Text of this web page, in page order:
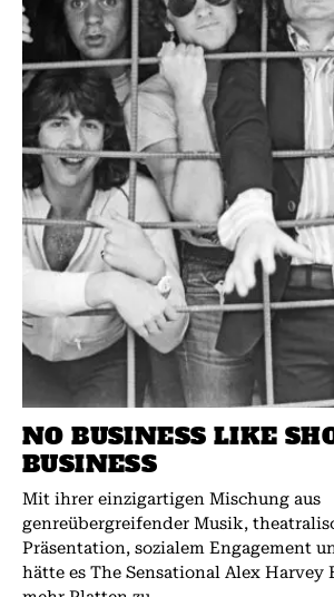
NO BUSINESS LIKE
BUSINESS
Mit ihrer einzigartigen Mischung aus
genreübergreifender Musik,
Präsentation, sozialem Engagement
hätte es The Sensational Alex Harvey